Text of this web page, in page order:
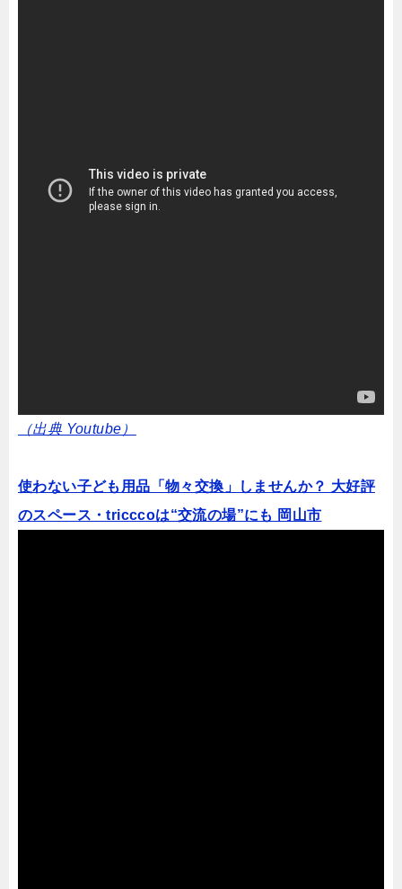
（出典 Youtube）
使わない子ども用品「物々交換」しませんか？ 大好評
のスペース・tricccoは“交流の場”にも 岡山市